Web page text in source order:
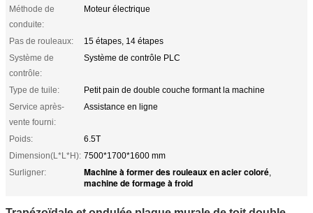
Méthode de
conduite:
Moteur électrique
Pas de rouleaux:
15 étapes, 14 étapes
Système de
contrôle:
Système de contrôle PLC
Type de tuile:
Petit pain de double couche formant la machine
Service après-
vente fourni:
Assistance en ligne
Poids:
6.5T
Dimension(L*L*H): 7500*1700*1600 mm
Surligner:
Machine à former des rouleaux en acier coloré,
machine de formage à froid